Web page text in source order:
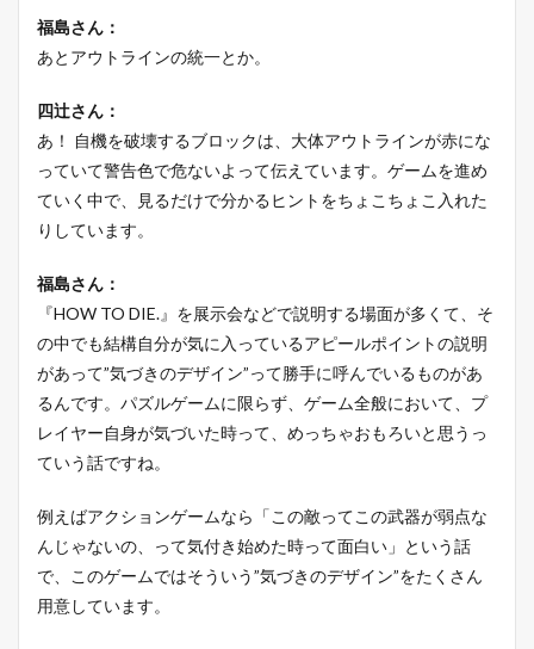
福島さん：
あとアウトラインの統一とか。
四辻さん：
あ！ 自機を破壊するブロックは、大体アウトラインが赤にな
っていて警告色で危ないよって伝えています。ゲームを進め
ていく中で、見るだけで分かるヒントをちょこちょこ入れた
りしています。
福島さん：
『HOW TO DIE.』を展示会などで説明する場面が多くて、そ
の中でも結構自分が気に入っているアピールポイントの説明
があって”気づきのデザイン”って勝手に呼んでいるものがあ
るんです。パズルゲームに限らず、ゲーム全般において、プ
レイヤー自身が気づいた時って、めっちゃおもろいと思うっ
ていう話ですね。
例えばアクションゲームなら「この敵ってこの武器が弱点な
んじゃないの、って気付き始めた時って面白い」という話
で、このゲームではそういう”気づきのデザイン”をたくさん
用意しています。